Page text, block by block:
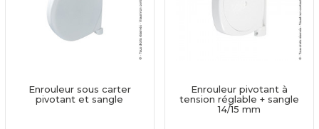
Enrouleur sous carter
pivotant et sangle
Enrouleur pivotant à
tension réglable + sangle
14/15 mm